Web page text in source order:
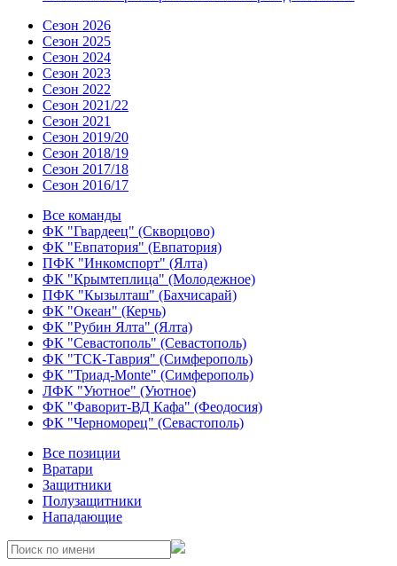
Сезон 2026
Сезон 2025
Сезон 2024
Сезон 2023
Сезон 2022
Сезон 2021/22
Сезон 2021
Сезон 2019/20
Сезон 2018/19
Сезон 2017/18
Сезон 2016/17
Все команды
ФК "Гвардеец" (Скворцово)
ФК "Евпатория" (Евпатория)
ПФК "Инкомспорт" (Ялта)
ФК "Крымтеплица" (Молодежное)
ПФК "Кызылташ" (Бахчисарай)
ФК "Океан" (Керчь)
ФК "Рубин Ялта" (Ялта)
ФК "Севастополь" (Севастополь)
ФК "ТСК-Таврия" (Симферополь)
ФК "Триад-Monte" (Симферополь)
ЛФК "Уютное" (Уютное)
ФК "Фаворит-ВД Кафа" (Феодосия)
ФК "Черноморец" (Севастополь)
Все позиции
Вратари
Защитники
Полузащитники
Нападающие